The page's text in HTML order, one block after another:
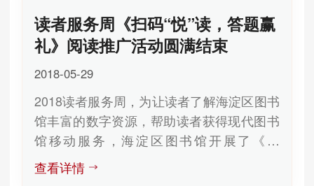
乐的气氛中结束。 海淀区图
书馆 2017年4月21日
美年俗”摄影在线有奖征集、“数图有礼·资源
贺岁”线下主题展览。 我们为广大读者
了宣传，读者通过扫描二维码积极参与了线
上活动，同时也通过到现场参加了主题展览
活动，体会到了现代化数字资源的魅力。
海淀区图书馆 2017年3月1日
读者服务周《扫码“悦”读，答题赢
礼》阅读推广活动圆满结束
2018-05-29
2018读者服务周，为让读者了解海淀区图书
馆丰富的数字资源，帮助读者获得现代图书
馆移动服务，海淀区图书馆开展了《扫
码“悦”读，答题赢礼》活动，近日该活动圆
满结束。 在本次活动中，读者扫描二
查看详情